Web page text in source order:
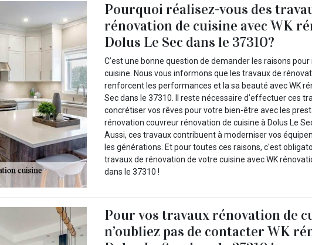
Pourquoi réalisez-vous des
rénovation de cuisine avec WK
Dolus Le Sec dans le 37310?
C’est une bonne question de demander les raisons
cuisine. Nous vous informons que les travaux de
renforcent les performances et la sa beauté avec WK
Sec dans le 37310. Il reste nécessaire d’effectuer ces
concrétiser vos rêves pour votre bien-être avec les
rénovation couvreur rénovation de cuisine à Dolus Le
Aussi, ces travaux contribuent à moderniser vos
les générations. Et pour toutes ces raisons, c'est
travaux de rénovation de votre cuisine avec WK
dans le 37310 !
Pour vos travaux rénovation de
n’oubliez pas de contacter WK